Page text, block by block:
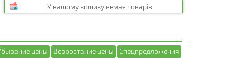
У вашому кошику немає товарів
цены Возростание цены Спецпредложения